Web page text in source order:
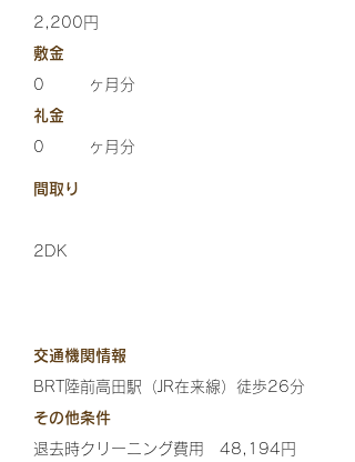
2,200円
敷金
0
ヶ月分
礼金
0
ヶ月分
間取り
2DK
交通機関情報
BRT陸前高田駅（JR在来線）徒歩26分
その他条件
退去時クリーニング費用 48,194円